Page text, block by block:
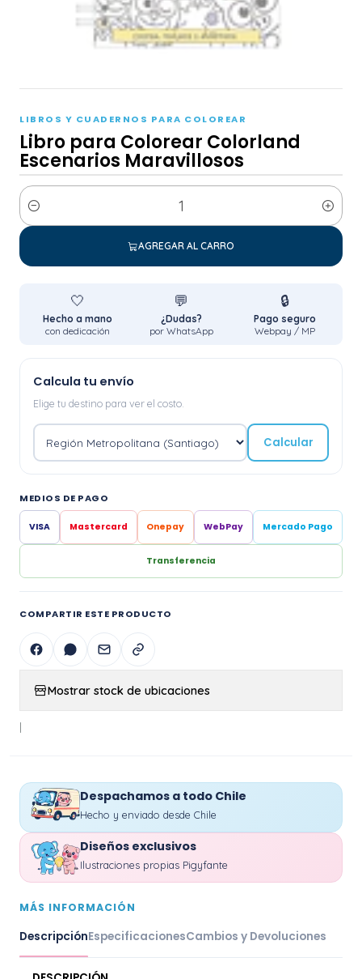
LIBROS Y CUADERNOS PARA COLOREAR
Libro para Colorear Colorland
Escenarios Maravillosos
Cantidad
AGREGAR AL CARRO
🤍
Hecho a mano
con dedicación
💬
¿Dudas?
por WhatsApp
🔒
Pago seguro
Webpay / MP
Calcula tu envío
Elige tu destino para ver el costo.
Calcular
MEDIOS DE PAGO
VISA Mastercard Onepay WebPay Mercado Pago
Transferencia
COMPARTIR ESTE PRODUCTO
Mostrar stock de ubicaciones
|
Despachamos a todo Chile
Hecho y enviado desde Chile
Diseños exclusivos
Ilustraciones propias Pigyfante
MÁS INFORMACIÓN
DescripciónEspecificacionesCambios y Devoluciones